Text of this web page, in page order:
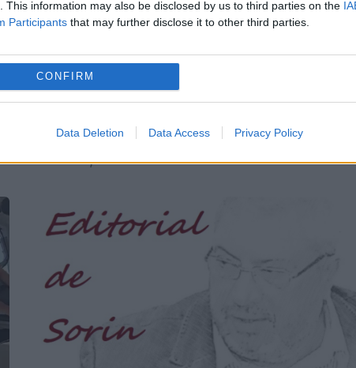
This information may also be disclosed by us to third parties on the
Participants that may further disclose it to other third parties.
CONFIRM
Data Deletion Data Access Privacy Policy
Fostul consilier prezidențial Cătălin
pronografie infantilă, instrumentat de
DIICOT. Avramescu ar fi fost reclamat de
fosta parteneră de viață, cu care se află în
conflict,...